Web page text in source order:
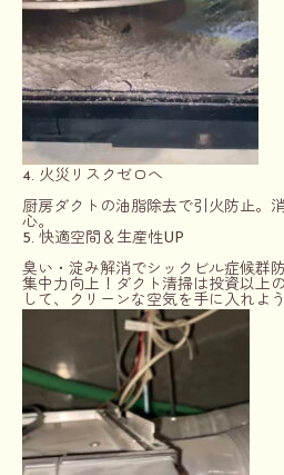
4. 火災リスクゼロへ
厨房ダクトの油脂除去で引火防止。
心。
5. 快適空間＆生産性UP
臭い・淀み解消でシックビル症候群
集中力向上！ ダクト清掃は投資以上
して、クリーンな空気を手に入れよう